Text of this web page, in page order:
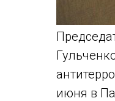
июня в